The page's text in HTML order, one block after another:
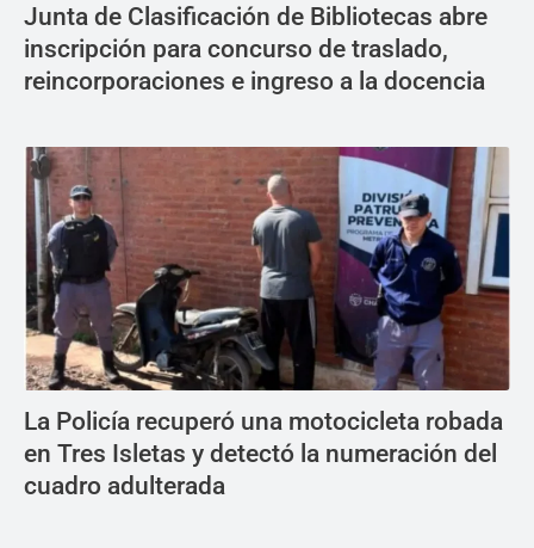
Junta de Clasificación de Bibliotecas abre
inscripción para concurso de traslado,
reincorporaciones e ingreso a la docencia
La Policía recuperó una motocicleta robada
en Tres Isletas y detectó la numeración del
cuadro adulterada